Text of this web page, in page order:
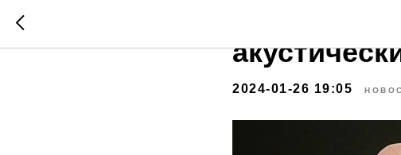
Очумелые
2024-01-26 19:05